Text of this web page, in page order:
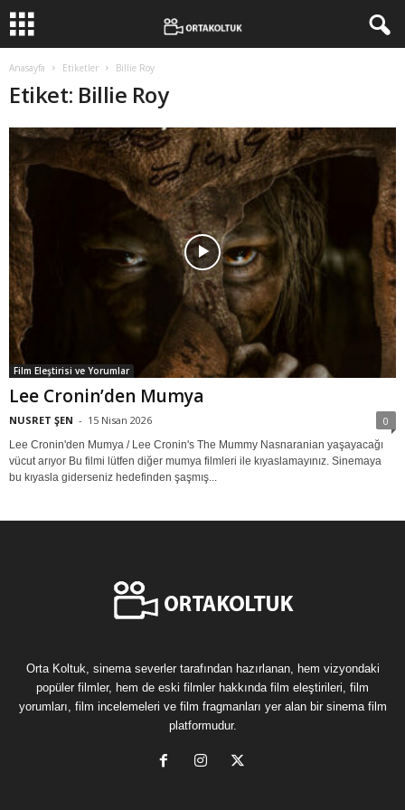
Anasayfa Etiketler Billie Roy
Etiket: Billie Roy
Film Eleştirisi ve Yorumlar
Lee Cronin’den Mumya
NUSRET ŞEN - 15 Nisan 2026 0
Lee Cronin'den Mumya / Lee Cronin's The Mummy Nasnaranian yaşayacağı
vücut arıyor Bu filmi lütfen diğer mumya filmleri ile kıyaslamayınız. Sinemaya
bu kıyasla giderseniz hedefinden şaşmış...
Orta Koltuk, sinema severler tarafından hazırlanan, hem vizyondaki
popüler filmler, hem de eski filmler hakkında film eleştirileri, film
yorumları, film incelemeleri ve film fragmanları yer alan bir sinema film
platformudur.